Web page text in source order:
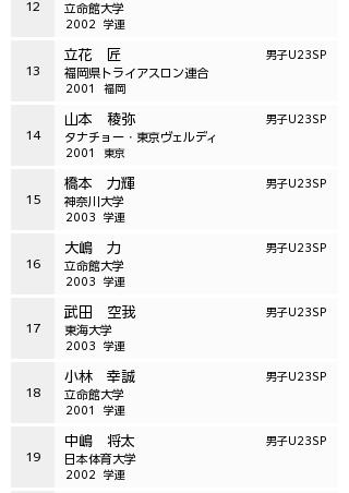
12 立命館大学
学連
2002
13
立花 匠
福岡県トライアスロン連合
男子U23SP
福岡
2001
14
山本 稜弥
タナチョー・東京ヴェルディ
男子U23SP
東京
2001
15
橋本 力輝
神奈川大学
男子U23SP
学連
2003
16
大嶋 力
立命館大学
男子U23SP
学連
2003
17
武田 空我
東海大学
男子U23SP
学連
2003
18
小林 幸誠
立命館大学
男子U23SP
学連
2001
19
中嶋 将太
日本体育大学
男子U23SP
学連
2002